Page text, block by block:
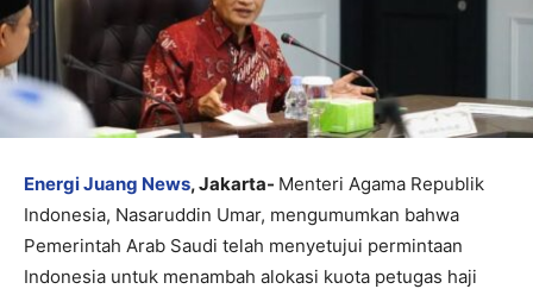
Energi Juang News, Jakarta- Menteri Agama Republik
Indonesia, Nasaruddin Umar, mengumumkan bahwa
Pemerintah Arab Saudi telah menyetujui permintaan
Indonesia untuk menambah alokasi kuota petugas haji